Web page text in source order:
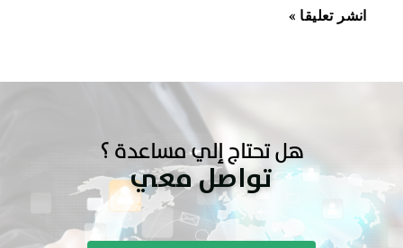
هل تحتاج إلي مساعدة ؟
تواصل معي